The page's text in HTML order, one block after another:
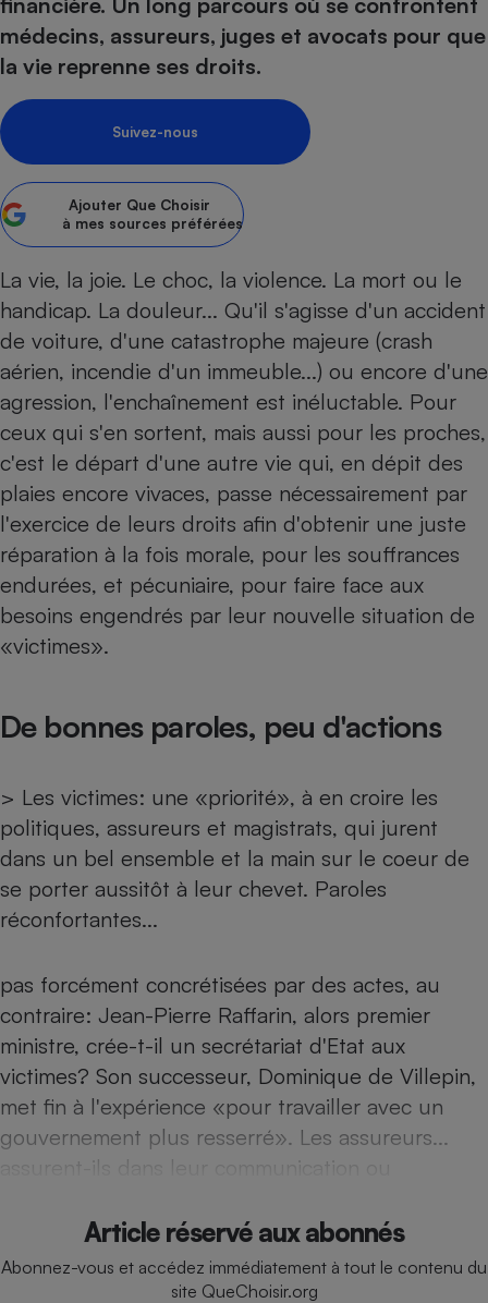
médecins, assureurs, juges et avocats pour que
la vie reprenne ses droits.
Suivez-nous
Ajouter Que Choisir
à mes sources préférées
La vie, la joie. Le choc, la violence. La mort ou le
handicap. La douleur... Qu'il s'agisse d'un accident
de voiture, d'une catastrophe majeure (crash
aérien, incendie d'un immeuble...) ou encore d'une
agression, l'enchaînement est inéluctable. Pour
ceux qui s'en sortent, mais aussi pour les proches,
c'est le départ d'une autre vie qui, en dépit des
plaies encore vivaces, passe nécessairement par
l'exercice de leurs droits afin d'obtenir une juste
réparation à la fois morale, pour les souffrances
endurées, et pécuniaire, pour faire face aux
besoins engendrés par leur nouvelle situation de
«victimes».
De bonnes paroles, peu d'actions
> Les victimes: une «priorité», à en croire les
politiques, assureurs et magistrats, qui jurent
dans un bel ensemble et la main sur le coeur de
se porter aussitôt à leur chevet. Paroles
réconfortantes...
pas forcément concrétisées par des actes, au
contraire: Jean-Pierre Raffarin, alors premier
ministre, crée-t-il un secrétariat d'Etat aux
victimes? Son successeur, Dominique de Villepin,
met fin à l'expérience «pour travailler avec un
gouvernement plus resserré». Les assureurs...
assurent-ils dans leur communication ou
Article réservé aux abonnés
Abonnez-vous et accédez immédiatement à tout le contenu du
site QueChoisir.org
Sécurité - Hygiène
Supermarché - Drive
Complément
alimentaire
bouteille
Assurance
Banque - Crédit
Mutuelle
Assurance emprunteur
Banque
Circulation routière
Contrôle technique -
Moto
Comparateur auto
Supermarché - Drive
Comparatif
Comparatif plaque à
Comparatif aspirateur
Comparatif cafetière
Comparatif robot cuiseur
Comparatif centrale
Gros électroménager
Petit électroménager -
Lave-linge
Plaque de cuisson à
induction
Climatiseur -
Ventilateur
Comparatif casque audio
Comparatif barre de son
Comparatif tablette
Image et son
Informatique
Internet
Téléphonie
Téléphone mobile -
Smartphone
Antivirus
Crédit immobilier
Comparatif tondeuse
Comparatif poêle à
Aménagement
Bricolage - Jardinage
Chauffage
Produit d'entretien
Sécurité domestique
Climatiseur -
Système de santé -
Mutuelle
Antimoustique
Retraite
Choisir son fioul
Choisir son pellet
Comparateur assurance emprunteur
Tous les comparateurs
Toutes les cartes interactives
Speedtest - Testez le débit de votre
connexion Internet